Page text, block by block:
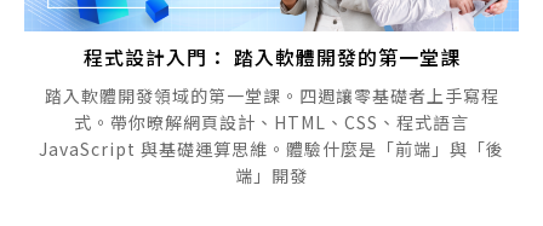
程式設計入門： 踏入軟體開發的第一堂課
踏入軟體開發領域的第一堂課。四週讓零基礎者上手寫程
式。帶你暸解網頁設計、HTML、CSS、程式語言
JavaScript 與基礎運算思維。體驗什麼是「前端」與「後
端」開發